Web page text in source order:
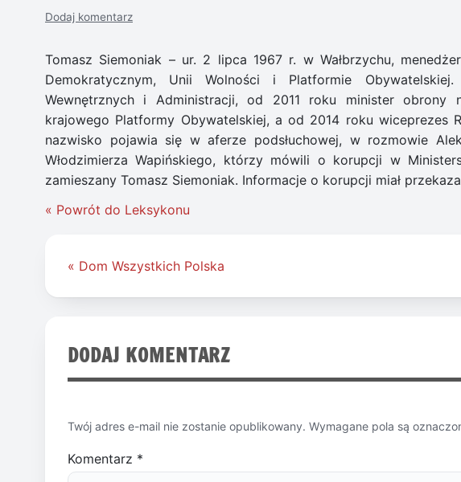
Dodaj komentarz
Tomasz Siemoniak – ur. 2 lipca 1967 r. w Wałbrzychu,
Demokratycznym, Unii Wolności i Platformie
Wewnętrznych i Administracji, od 2011 roku minister obrony
krajowego Platformy Obywatelskiej, a od 2014 roku wiceprezes
nazwisko pojawia się w aferze podsłuchowej, w rozmowie
Włodzimierza Wapińskiego, którzy mówili o korupcji w
zamieszany Tomasz Siemoniak. Informacje o korupcji miał
« Powrót do Leksykonu
Nawigacja
« Dom Wszystkich Polska
DODAJ KOMENTARZ
Twój adres e-mail nie zostanie opublikowany. Wymagane pola są
Komentarz *